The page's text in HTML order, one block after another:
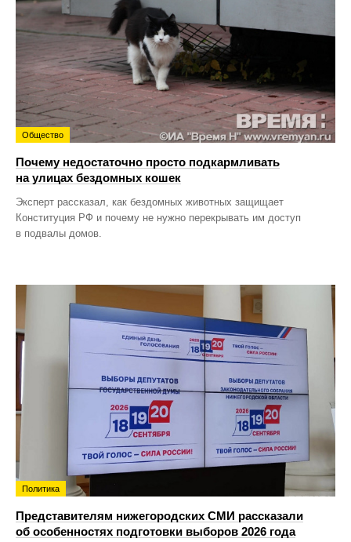
Общество
Почему недостаточно просто подкармливать
на улицах бездомных кошек
Эксперт рассказал, как бездомных животных защищает
Конституция РФ и почему не нужно перекрывать им доступ
в подвалы домов.
Политика
Представителям нижегородских СМИ рассказали
об особенностях подготовки выборов 2026 года